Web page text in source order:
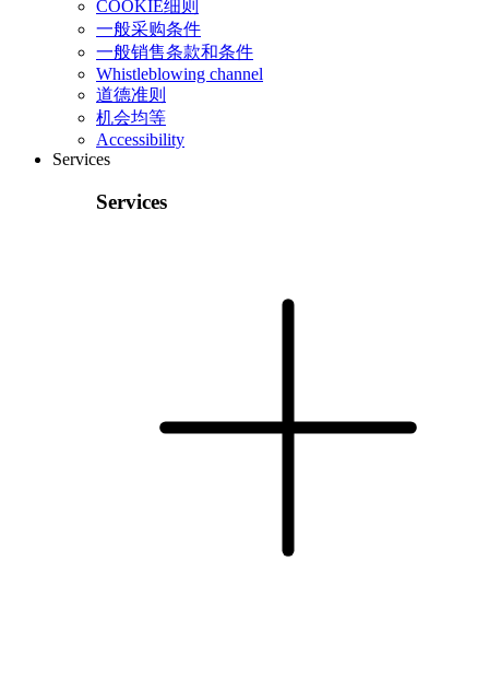
COOKIE细则
一般采购条件
一般销售条款和条件
Whistleblowing channel
道德准则
机会均等
Accessibility
Services
Services